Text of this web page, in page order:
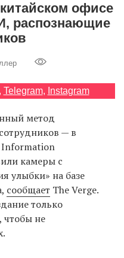
офисе
распознающие
Telegram, Instagram
метод
— в
Information
камеры с
улыбки» на базе
сообщает The Verge.
только
не